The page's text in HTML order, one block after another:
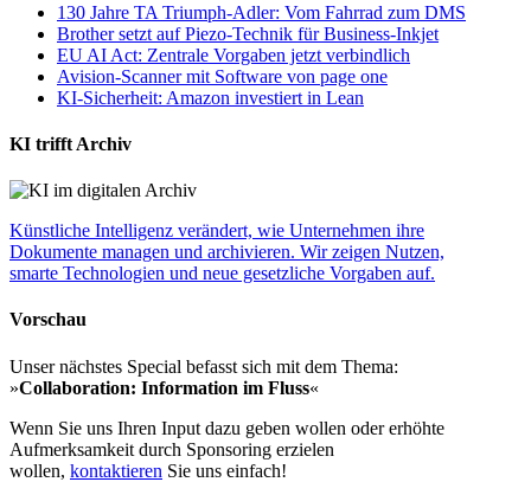
130 Jahre TA Triumph-Adler: Vom Fahrrad zum DMS
Brother setzt auf Piezo-Technik für Business-Inkjet
EU AI Act: Zentrale Vorgaben jetzt verbindlich
Avision-Scanner mit Software von page one
KI-Sicherheit: Amazon investiert in Lean
KI trifft Archiv
Künstliche Intelligenz verändert, wie Unternehmen ihre
Dokumente managen und archivieren. Wir zeigen Nutzen,
smarte Technologien und neue gesetzliche Vorgaben auf.
Vorschau
Unser nächstes Special befasst sich mit dem Thema:
»Collaboration: Information im Fluss«
Wenn Sie uns Ihren Input dazu geben wollen oder erhöhte
Aufmerksamkeit durch Sponsoring erzielen
wollen, kontaktieren Sie uns einfach!